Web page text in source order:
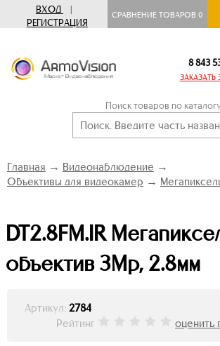
ВХОД
|
РЕГИСТРАЦИЯ
СРАВНЕНИЕ ТОВАРОВ0
8 843
Поиск товаров по
Главная → Видеонаблюдение →
Объективы для видеокамер →
DT2.8FM.IR
объектив 3Mp, 2.8мм
Артикул: 2784
Рейтинг
оценить